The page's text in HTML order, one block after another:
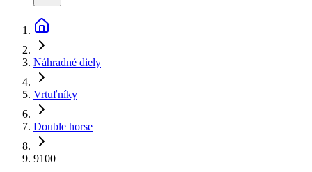
Náhradné diely
Vrtuľníky
Double horse
9100